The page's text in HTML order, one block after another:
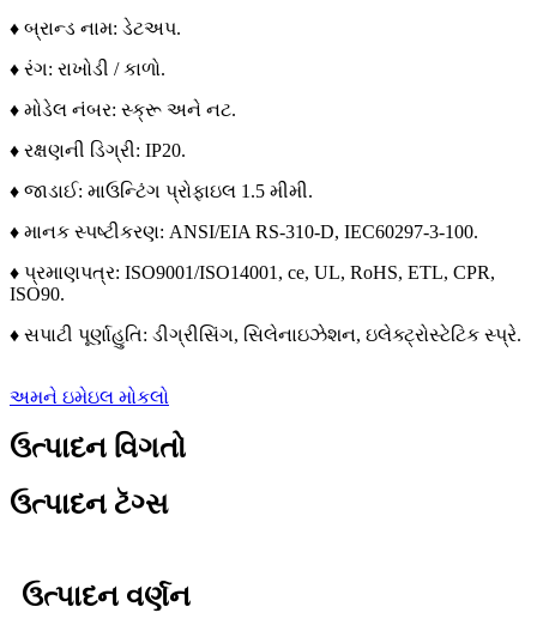
♦ બ્રાન્ડ નામ: ડેટઅપ.
♦ રંગ: રાખોડી / કાળો.
♦ મોડેલ નંબર: સ્ક્રૂ અને નટ.
♦ રક્ષણની ડિગ્રી: IP20.
♦ જાડાઈ: માઉન્ટિંગ પ્રોફાઇલ 1.5 મીમી.
♦ માનક સ્પષ્ટીકરણ: ANSI/EIA RS-310-D, IEC60297-3-100.
♦ પ્રમાણપત્ર: ISO9001/ISO14001, ce, UL, RoHS, ETL, CPR,
ISO90.
♦ સપાટી પૂર્ણાહુતિ: ડીગ્રીસિંગ, સિલેનાઇઝેશન, ઇલેક્ટ્રોસ્ટેટિક સ્પ્રે.
અમને ઇમેઇલ મોકલો
ઉત્પાદન વિગતો
ઉત્પાદન ટૅગ્સ
ઉત્પાદન વર્ણન